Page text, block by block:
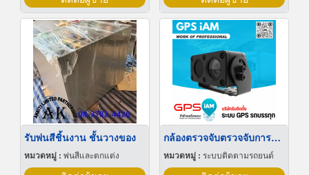
รับพ่นสีชิ้นงาน ชั้นวางของ
หมวดหมู่ : พ่นสีและตกแต่ง
กล้องตรวจจับตรวจจับการหลับใน
หมวดหมู่ : ระบบติดตามรถยนต์